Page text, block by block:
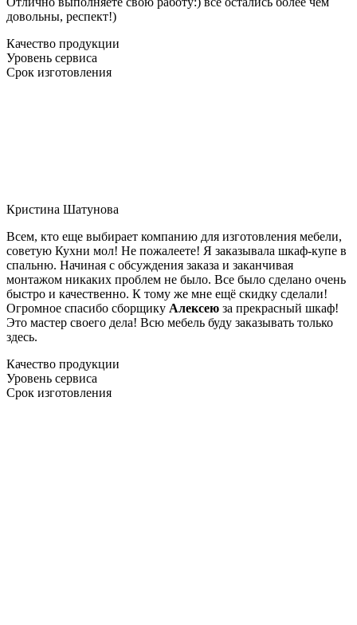
довольны, респект!)
Качество продукции
Уровень сервиса
Срок изготовления
Кристина Шатунова
Всем, кто еще выбирает компанию для изготовления мебели,
советую Кухни мол! Не пожалеете! Я заказывала шкаф-купе в
спальню. Начиная с обсуждения заказа и заканчивая
монтажом никаких проблем не было. Все было сделано очень
быстро и качественно. К тому же мне ещё скидку сделали!
Огромное спасибо сборщику Алексею за прекрасный шкаф!
Это мастер своего дела! Всю мебель буду заказывать только
здесь.
Качество продукции
Уровень сервиса
Срок изготовления